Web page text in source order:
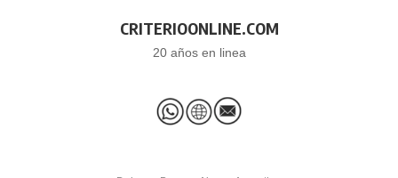
CRITERIOONLINE.COM
20 años en linea